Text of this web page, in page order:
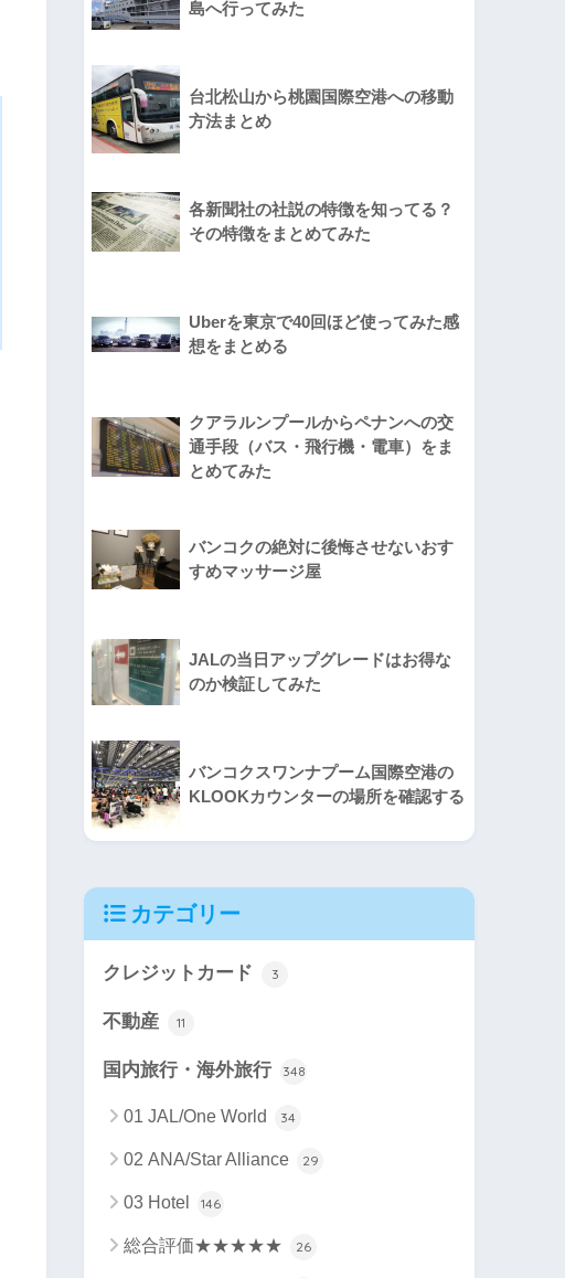
島へ行ってみた
台北松山から桃園国際空港への移動
方法まとめ
各新聞社の社説の特徴を知ってる？
その特徴をまとめてみた
Uberを東京で40回ほど使ってみた感
想をまとめる
クアラルンプールからペナンへの交
通手段（バス・飛行機・電車）をま
とめてみた
バンコクの絶対に後悔させないおす
すめマッサージ屋
JALの当日アップグレードはお得な
のか検証してみた
バンコクスワンナプーム国際空港の
KLOOKカウンターの場所を確認する
カテゴリー
クレジットカード 3
不動産 11
国内旅行・海外旅行 348
01 JAL/One World 34
02 ANA/Star Alliance 29
03 Hotel 146
総合評価★★★★★ 26